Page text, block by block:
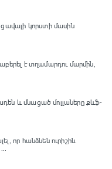
ցավալի կորստի մասին
է տղամարդու մարմին,
և մնացած մոլլաները քևֆ-
որ հանձնեն ուրիշին.